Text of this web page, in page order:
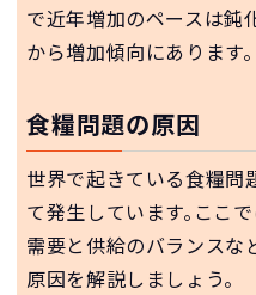
で近年増加のペースは鈍
から増加傾向にあります。
食糧問題の原因
世界で起きている食糧問
て発生しています。ここ
需要と供給のバランスな
原因を解説しましょう。